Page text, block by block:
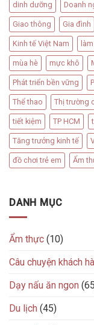
dinh dưỡng Doanh
Giao thông Gia đình
Kinh tế Việt Nam
mùa hè mực khô
Phát triển bền vững
Thể thao Thị trường
tiết kiệm TP HCM
Tăng trưởng kinh tế
đồ chơi trẻ em Ẩm
DANH MỤC
Ẩm thực (10)
Câu chuyện khách
Dạy nấu ăn ngon
Du lịch (45)